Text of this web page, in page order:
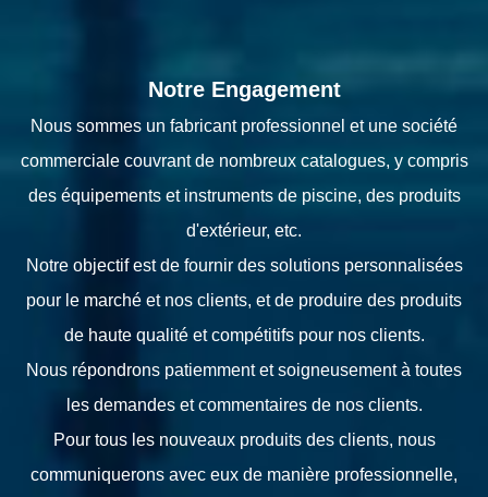
Notre Engagement
Nous sommes un fabricant professionnel et une société
commerciale couvrant de nombreux catalogues, y compris
des équipements et instruments de piscine, des produits
d'extérieur, etc.
Notre objectif est de fournir des solutions personnalisées
pour le marché et nos clients, et de produire des produits
de haute qualité et compétitifs pour nos clients.
Nous répondrons patiemment et soigneusement à toutes
les demandes et commentaires de nos clients.
Pour tous les nouveaux produits des clients, nous
communiquerons avec eux de manière professionnelle,